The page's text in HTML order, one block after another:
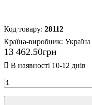
28112
Країна-виробник: Україна
13 462.50грн